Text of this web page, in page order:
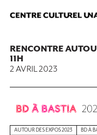
RENCONTRE
11H
2 AVRIL 2023
AUTOUR DES EXPOS 2023 BD À